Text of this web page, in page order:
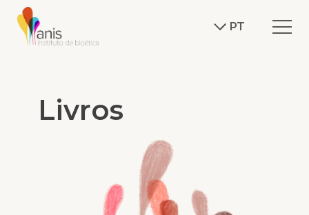
PT
Livros